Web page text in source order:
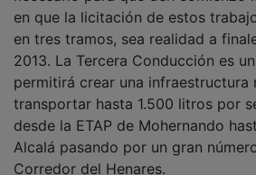
en que la licitación de estos
en tres tramos, sea realidad a
2013. La Tercera Conducción es
permitirá crear una infraestructura
transportar hasta 1.500 litros por
desde la ETAP de Mohernando
Alcalá pasando por un gran
Corredor del Henares.